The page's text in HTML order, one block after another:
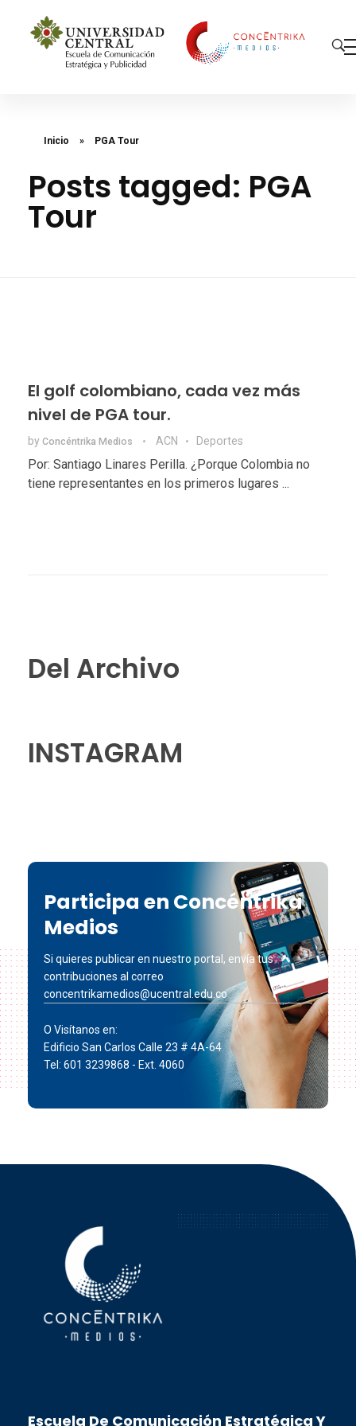
Inicio » PGA Tour
Posts tagged: PGA
Tour
El golf colombiano, cada vez más
nivel de PGA tour.
by Concéntrika Medios ACN Deportes
Por: Santiago Linares Perilla. ¿Porque Colombia no
tiene representantes en los primeros lugares ...
Del Archivo
INSTAGRAM
Participa en Concéntrika
Medios
Si quieres publicar en nuestro portal, envía tus
contribuciones al correo
concentrikamedios@ucentral.edu.co
O Visítanos en:
Edificio San Carlos Calle 23 # 4A-64
Tel: 601 3239868 - Ext. 4060
Escuela De Comunicación Estratégica Y